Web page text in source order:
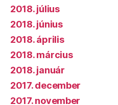
2018. július
2018. június
2018. április
2018. március
2018. január
2017. december
2017. november